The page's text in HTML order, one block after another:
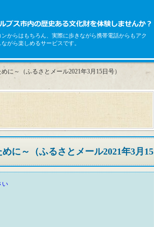
ンからはもちろん、実際に歩きながら携帯電話からもアク
がら楽しめるサービスです。
に～（ふるさとメール2021年3月15日号）
に～（ふるさとメール2021年3月15
い